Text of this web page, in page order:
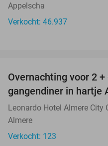
Appelscha
Verkocht: 46.937
Overnachting voor 2
gangendiner in hartje
Leonardo Hotel Almere City
Almere
Verkocht: 123